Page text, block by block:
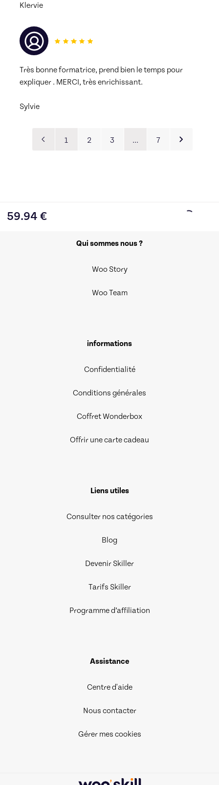
Klervie
Très bonne formatrice, prend bien le temps pour
expliquer . MERCI, très enrichissant.
Sylvie
1 2 3 … 7
59.94 €
Qui sommes nous ?
Woo Story
Woo Team
informations
Confidentialité
Conditions générales
Coffret Wonderbox
Offrir une carte cadeau
Liens utiles
Consulter nos catégories
Blog
Devenir Skiller
Tarifs Skiller
Programme d’affiliation
Assistance
Centre d'aide
Nous contacter
Gérer mes cookies